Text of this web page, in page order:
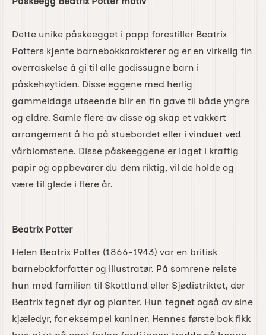
Dette unike påskeegget i papp forestiller Beatrix
Potters kjente barnebokkarakterer og er en virkelig fin
overraskelse å gi til alle godissugne barn i
påskehøytiden. Disse eggene med herlig
gammeldags utseende blir en fin gave til både yngre
og eldre. Samle flere av disse og skap et vakkert
arrangement å ha på stuebordet eller i vinduet ved
vårblomstene. Disse påskeeggene er laget i kraftig
papir og oppbevarer du dem riktig, vil de holde og
være til glede i flere år.
Beatrix Potter
Helen Beatrix Potter (1866-1943) var en britisk
barnebokforfatter og illustratør. På somrene reiste
hun med familien til Skottland eller Sjødistriktet, der
Beatrix tegnet dyr og planter. Hun tegnet også av sine
kjæledyr, for eksempel kaniner. Hennes første bok fikk